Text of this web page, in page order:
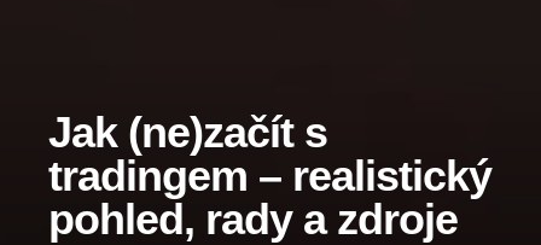
Jak (ne)začít s
tradingem – realistický
pohled, rady a zdroje